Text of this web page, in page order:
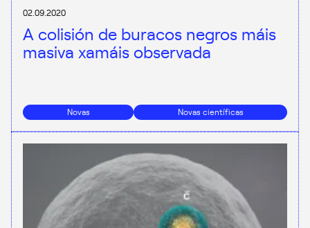
02.09.2020
A colisión de buracos negros máis
masiva xamáis observada
Novas Novas científicas